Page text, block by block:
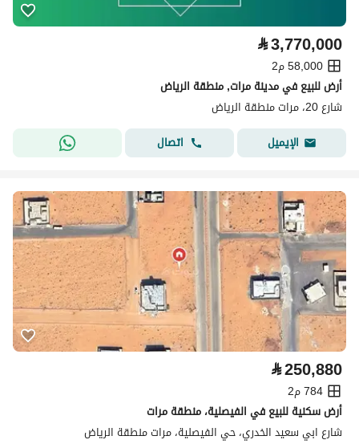
⃁3,770,000
58,000 م2
أرض للبيع في مدينة مرات, منطقة الرياض
شارع 20، مرات منطقة الرياض
الإيميل
اتصال
⃁250,880
784 م2
أرض سكنية للبيع في الفيصلية، منطقة مرات
شارع ابي سعيد الخدري، حي الفيصلية، مرات منطقة الرياض